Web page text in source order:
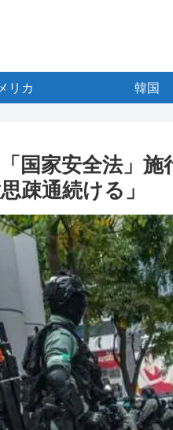
リカ 韓国
国家安全法」
疎通続ける」